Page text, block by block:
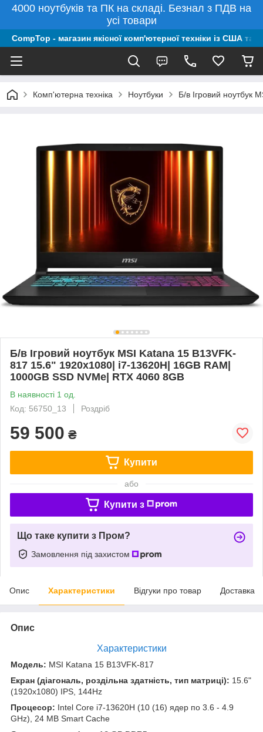
4000 ноутбуків та ПК на складі. Безнал з ПДВ на
усі товари
CompTop - магазин якісної комп'ютерної техніки із США та
Комп'ютерна техніка Ноутбуки Б/в Ігровий ноутбук
Б/в Ігровий ноутбук MSI Katana 15 B13VFK-
817 15.6" 1920x1080| i7-13620H| 16GB RAM|
1000GB SSD NVMe| RTX 4060 8GB
В наявності 1 од.
Код: 56750_13
Роздріб
59 500 ₴
Купити
або
Купити з
Що таке купити з Пром?
Замовлення під захистом
Опис Характеристики Відгуки про товар Доставка
Опис
Характеристики
Модель: MSI Katana 15 B13VFK-817
Екран (діагональ, роздільна здатність, тип матриці): 15.6"
(1920x1080) IPS, 144Hz
Процесор: Intel Core i7-13620H (10 (16) ядер по 3.6 - 4.9
GHz), 24 MB Smart Cache